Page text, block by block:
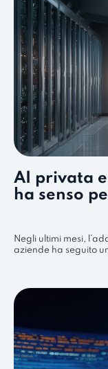
AI privata
ha senso
Negli ultimi mesi,
aziende ha seguito